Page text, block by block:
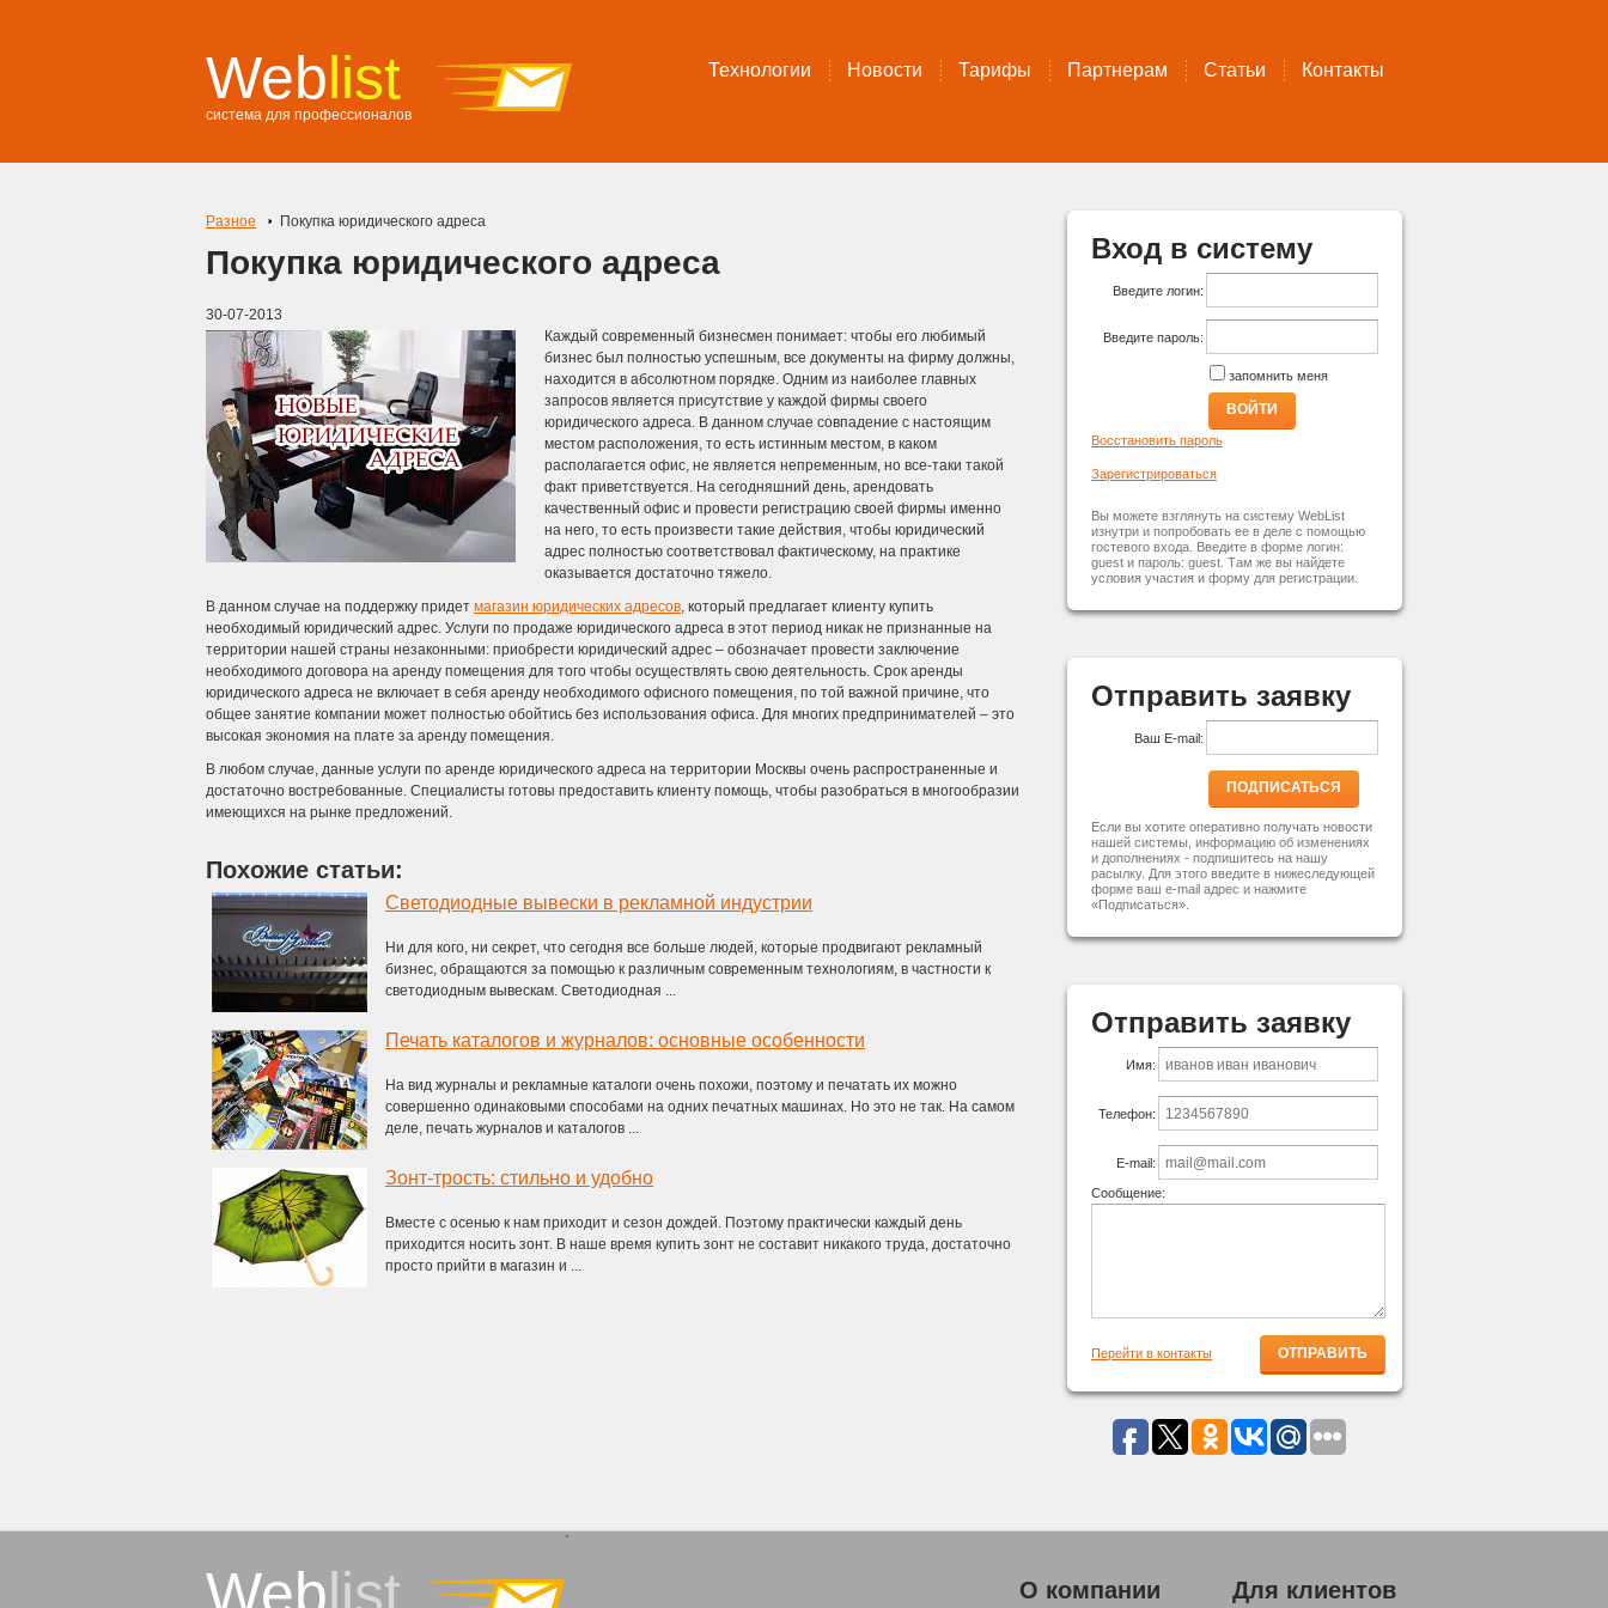
Weblist
система для профессионалов
Технологии Новости Тарифы Партнерам Статьи Контакты
Разное Покупка юридического адреса
Покупка юридического адреса
30-07-2013
Каждый современный бизнесмен понимает: чтобы его любимый
бизнес был полностью успешным, все документы на фирму должны,
находится в абсолютном порядке. Одним из наиболее главных
запросов является присутствие у каждой фирмы своего
юридического адреса. В данном случае совпадение с настоящим
местом расположения, то есть истинным местом, в каком
располагается офис, не является непременным, но все-таки такой
факт приветствуется. На сегодняшний день, арендовать
качественный офис и провести регистрацию своей фирмы именно
на него, то есть произвести такие действия, чтобы юридический
адрес полностью соответствовал фактическому, на практике
оказывается достаточно тяжело.
В данном случае на поддержку придет магазин юридических адресов, который предлагает клиенту купить
необходимый юридический адрес. Услуги по продаже юридического адреса в этот период никак не признанные на
территории нашей страны незаконными: приобрести юридический адрес – обозначает провести заключение
необходимого договора на аренду помещения для того чтобы осуществлять свою деятельность. Срок аренды
юридического адреса не включает в себя аренду необходимого офисного помещения, по той важной причине, что
общее занятие компании может полностью обойтись без использования офиса. Для многих предпринимателей – это
высокая экономия на плате за аренду помещения.
В любом случае, данные услуги по аренде юридического адреса на территории Москвы очень распространенные и
достаточно востребованные. Специалисты готовы предоставить клиенту помощь, чтобы разобраться в многообразии
имеющихся на рынке предложений.
Похожие статьи:
Светодиодные вывески в рекламной индустрии
Ни для кого, ни секрет, что сегодня все больше людей, которые продвигают рекламный
бизнес, обращаются за помощью к различным современным технологиям, в частности к
светодиодным вывескам. Светодиодная ...
Печать каталогов и журналов: основные особенности
На вид журналы и рекламные каталоги очень похожи, поэтому и печатать их можно
совершенно одинаковыми способами на одних печатных машинах. Но это не так. На самом
деле, печать журналов и каталогов ...
Зонт-трость: стильно и удобно
Вместе с осенью к нам приходит и сезон дождей. Поэтому практически каждый день
приходится носить зонт. В наше время купить зонт не составит никакого труда, достаточно
просто прийти в магазин и ...
Вход в систему
Введите логин:
Введите пароль:
запомнить меня
ВОЙТИ
Восстановить пароль
Зарегистрироваться
Вы можете взглянуть на систему WebList
изнутри и попробовать ее в деле с помощью
гостевого входа. Введите в форме логин:
guest и пароль: guest. Там же вы найдете
условия участия и форму для регистрации.
Отправить заявку
Ваш E-mail:
ПОДПИСАТЬСЯ
Если вы хотите оперативно получать новости
нашей системы, информацию об изменениях
и дополнениях - подпишитесь на нашу
расылку. Для этого введите в нижеследующей
форме ваш e-mail адрес и нажмите
«Подписаться».
Отправить заявку
Имя:
Телефон:
E-mail:
Сообщение:
Перейти в контакты
Weblist
`
О компании Для клиентов